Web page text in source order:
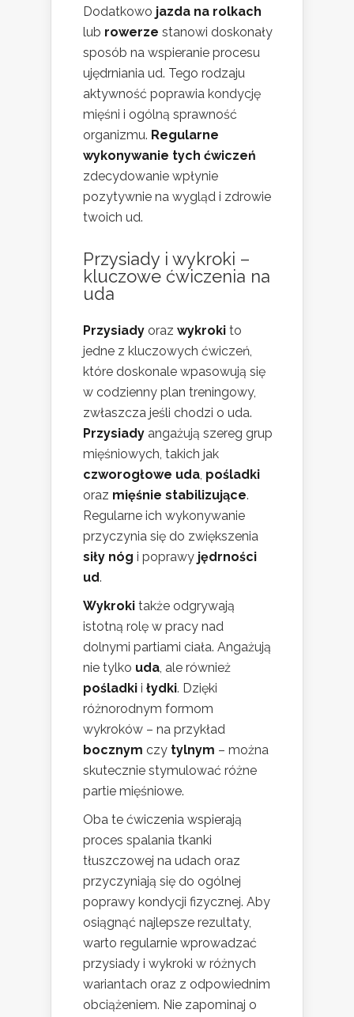
Dodatkowo jazda na rolkach
lub rowerze stanowi doskonały
sposób na wspieranie procesu
ujędrniania ud. Tego rodzaju
aktywność poprawia kondycję
mięśni i ogólną sprawność
organizmu. Regularne
wykonywanie tych ćwiczeń
zdecydowanie wpłynie
pozytywnie na wygląd i zdrowie
twoich ud.
Przysiady i wykroki –
kluczowe ćwiczenia na
uda
Przysiady oraz wykroki to
jedne z kluczowych ćwiczeń,
które doskonale wpasowują się
w codzienny plan treningowy,
zwłaszcza jeśli chodzi o uda.
Przysiady angażują szereg grup
mięśniowych, takich jak
czworogłowe uda, pośladki
oraz mięśnie stabilizujące.
Regularne ich wykonywanie
przyczynia się do zwiększenia
siły nóg i poprawy jędrności
ud.
Wykroki także odgrywają
istotną rolę w pracy nad
dolnymi partiami ciała. Angażują
nie tylko uda, ale również
pośladki i łydki. Dzięki
różnorodnym formom
wykroków – na przykład
bocznym czy tylnym – można
skutecznie stymulować różne
partie mięśniowe.
Oba te ćwiczenia wspierają
proces spalania tkanki
tłuszczowej na udach oraz
przyczyniają się do ogólnej
poprawy kondycji fizycznej. Aby
osiągnąć najlepsze rezultaty,
warto regularnie wprowadzać
przysiady i wykroki w różnych
wariantach oraz z odpowiednim
obciążeniem. Nie zapominaj o